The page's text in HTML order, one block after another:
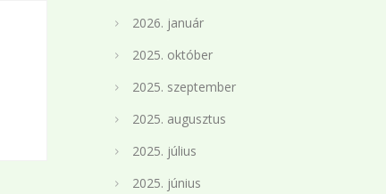
2026. január
2025. október
2025. szeptember
2025. augusztus
2025. július
2025. június